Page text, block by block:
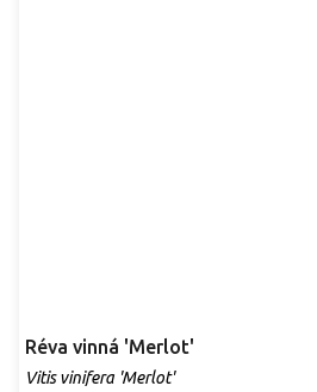
Réva vinná 'Merlot'
Vitis vinifera 'Merlot'